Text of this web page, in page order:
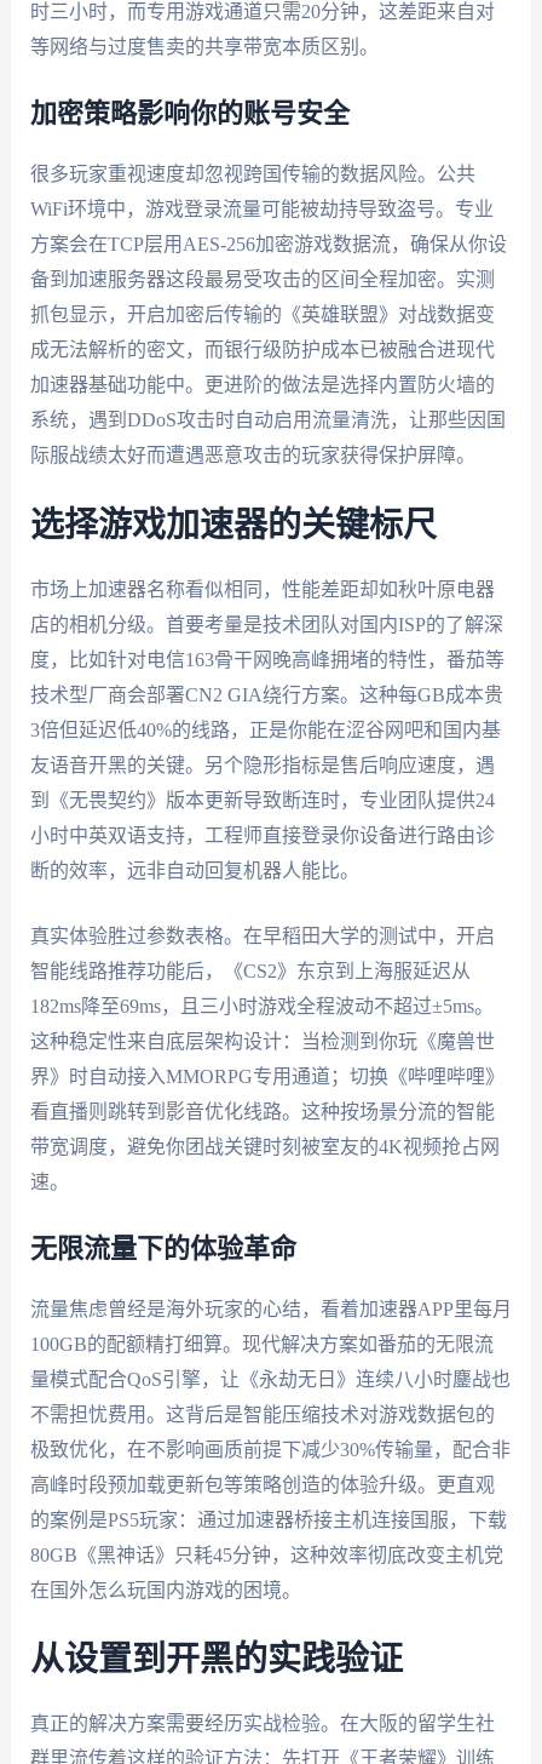
时三小时，而专用游戏通道只需20分钟，这差距来自对
等网络与过度售卖的共享带宽本质区别。
加密策略影响你的账号安全
很多玩家重视速度却忽视跨国传输的数据风险。公共
WiFi环境中，游戏登录流量可能被劫持导致盗号。专业
方案会在TCP层用AES-256加密游戏数据流，确保从你设
备到加速服务器这段最易受攻击的区间全程加密。实测
抓包显示，开启加密后传输的《英雄联盟》对战数据变
成无法解析的密文，而银行级防护成本已被融合进现代
加速器基础功能中。更进阶的做法是选择内置防火墙的
系统，遇到DDoS攻击时自动启用流量清洗，让那些因国
际服战绩太好而遭遇恶意攻击的玩家获得保护屏障。
选择游戏加速器的关键标尺
市场上加速器名称看似相同，性能差距却如秋叶原电器
店的相机分级。首要考量是技术团队对国内ISP的了解深
度，比如针对电信163骨干网晚高峰拥堵的特性，番茄等
技术型厂商会部署CN2 GIA绕行方案。这种每GB成本贵
3倍但延迟低40%的线路，正是你能在涩谷网吧和国内基
友语音开黑的关键。另个隐形指标是售后响应速度，遇
到《无畏契约》版本更新导致断连时，专业团队提供24
小时中英双语支持，工程师直接登录你设备进行路由诊
断的效率，远非自动回复机器人能比。
真实体验胜过参数表格。在早稻田大学的测试中，开启
智能线路推荐功能后，《CS2》东京到上海服延迟从
182ms降至69ms，且三小时游戏全程波动不超过±5ms。
这种稳定性来自底层架构设计：当检测到你玩《魔兽世
界》时自动接入MMORPG专用通道；切换《哔哩哔哩》
看直播则跳转到影音优化线路。这种按场景分流的智能
带宽调度，避免你团战关键时刻被室友的4K视频抢占网
速。
无限流量下的体验革命
流量焦虑曾经是海外玩家的心结，看着加速器APP里每月
100GB的配额精打细算。现代解决方案如番茄的无限流
量模式配合QoS引擎，让《永劫无日》连续八小时鏖战也
不需担忧费用。这背后是智能压缩技术对游戏数据包的
极致优化，在不影响画质前提下减少30%传输量，配合非
高峰时段预加载更新包等策略创造的体验升级。更直观
的案例是PS5玩家：通过加速器桥接主机连接国服，下载
80GB《黑神话》只耗45分钟，这种效率彻底改变主机党
在国外怎么玩国内游戏的困境。
从设置到开黑的实践验证
真正的解决方案需要经历实战检验。在大阪的留学生社
群里流传着这样的验证方法：先打开《王者荣耀》训练